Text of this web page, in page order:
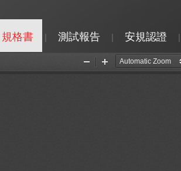
規格書 | 測試報告 | 安規認證 |